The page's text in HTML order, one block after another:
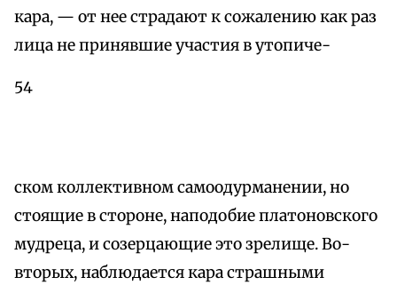
кара, — от нее страдают к сожалению как раз
лица не принявшие участия в утопиче-
54
ском коллективном самоодурманении, но
стоящие в стороне, наподобие платоновского
мудреца, и созерцающие это зрелище. Во-
вторых, наблюдается кара страшными